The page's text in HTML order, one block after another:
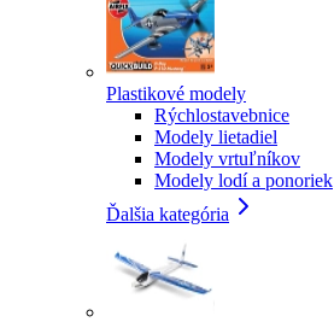
Plastikové modely
Rýchlostavebnice
Modely lietadiel
Modely vrtuľníkov
Modely lodí a ponoriek
Ďalšia kategória